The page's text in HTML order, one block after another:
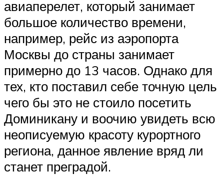
авиаперелет, который занимает
большое количество времени,
например, рейс из аэропорта
Москвы до страны занимает
примерно до 13 часов. Однако для
тех, кто поставил себе точную цель
чего бы это не стоило посетить
Доминикану и воочию увидеть всю
неописуемую красоту курортного
региона, данное явление вряд ли
станет преградой.